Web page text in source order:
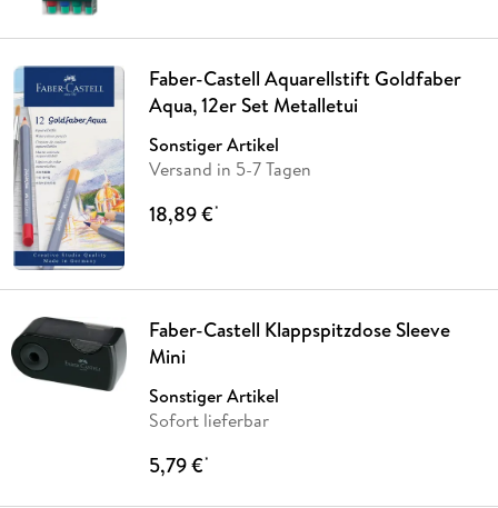
Faber-Castell Aquarellstift Goldfaber
Aqua, 12er Set Metalletui
Sonstiger Artikel
Versand in 5-7 Tagen
18,89 €*
Faber-Castell Klappspitzdose Sleeve
Mini
Sonstiger Artikel
Sofort lieferbar
5,79 €*